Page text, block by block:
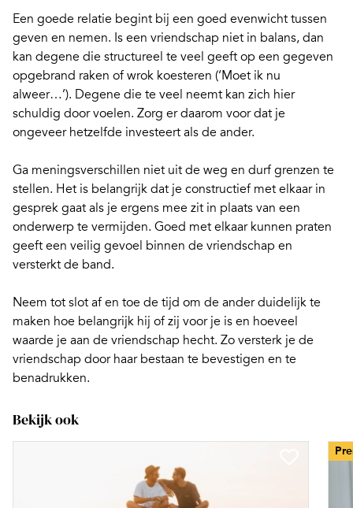
Een goede relatie begint bij een goed evenwicht tussen
geven en nemen. Is een vriendschap niet in balans, dan
kan degene die structureel te veel geeft op een gegeven
opgebrand raken of wrok koesteren (‘Moet ik nu
alweer…’). Degene die te veel neemt kan zich hier
schuldig door voelen. Zorg er daarom voor dat je
ongeveer hetzelfde investeert als de ander.
Ga meningsverschillen niet uit de weg en durf grenzen te
stellen. Het is belangrijk dat je constructief met elkaar in
gesprek gaat als je ergens mee zit in plaats van een
onderwerp te vermijden. Goed met elkaar kunnen praten
geeft een veilig gevoel binnen de vriendschap en
versterkt de band.
Neem tot slot af en toe de tijd om de ander duidelijk te
maken hoe belangrijk hij of zij voor je is en hoeveel
waarde je aan de vriendschap hecht. Zo versterk je de
vriendschap door haar bestaan te bevestigen en te
benadrukken.
Bekijk ook